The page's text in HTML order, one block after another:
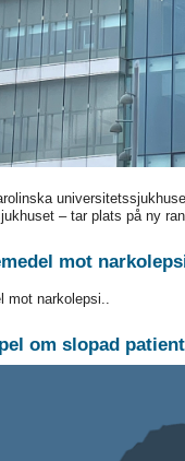
– tar plats på ny
mot
mot narkolepsi..
om slopad